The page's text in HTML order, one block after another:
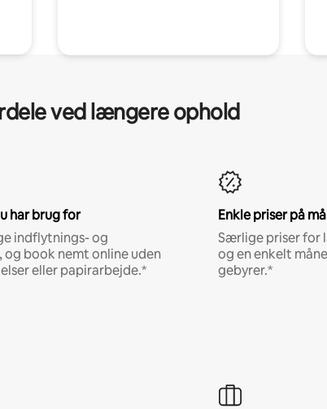
ved længere ophold
har brug for
indflytnings- og
book nemt online uden
eller papirarbejde.*
Enkle priser på
Særlige priser for
og en enkelt
gebyrer.*